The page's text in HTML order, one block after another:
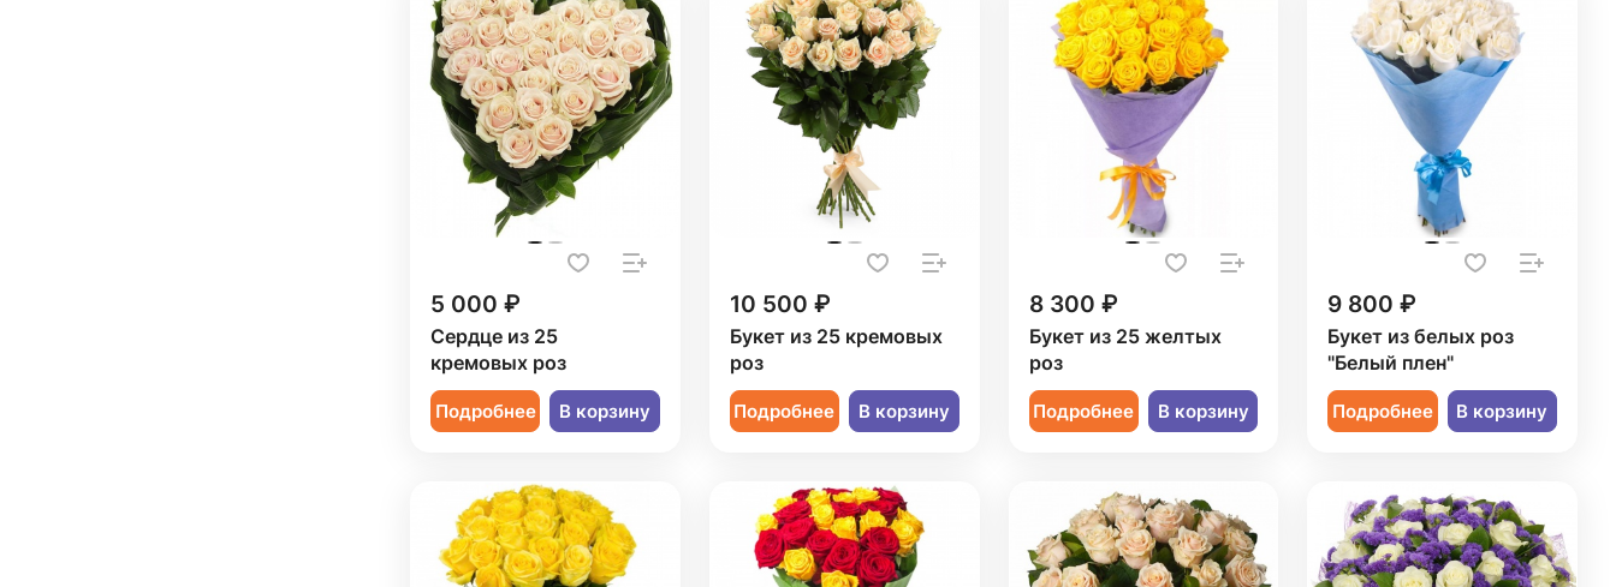
5 000 ₽
Сердце из 25
кремовых роз
Подробнее В корзину
10 500 ₽
Букет из 25 кремовых
роз
Подробнее В корзину
8 300 ₽
Букет из 25 желтых
роз
Подробнее В корзину
9 800 ₽
Букет из белых роз
"Белый плен"
Подробнее В корзину